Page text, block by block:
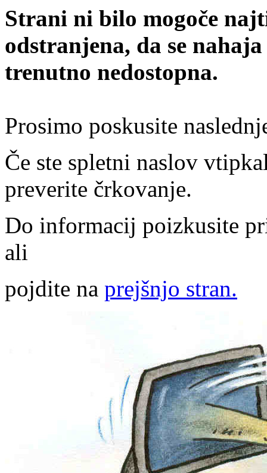
Strani ni bilo mogoče
odstranjena, da se
trenutno nedostopna.
Prosimo poskusite
Če ste spletni naslov
preverite črkovanje.
Do informacij poizkusite
ali
pojdite na prejšnjo stran.